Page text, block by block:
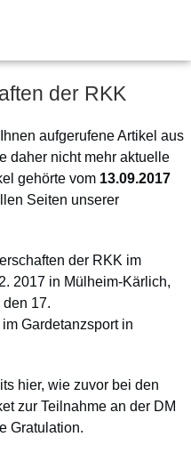
der RKK
aufgerufene Artikel aus
daher nicht mehr aktuelle
gehörte vom 13.09.2017
Seiten unserer
der RKK im
2017 in Mülheim-Kärlich,
17.
Gardetanzsport in
hier, wie zuvor bei den
zur Teilnahme an der DM
Gratulation.